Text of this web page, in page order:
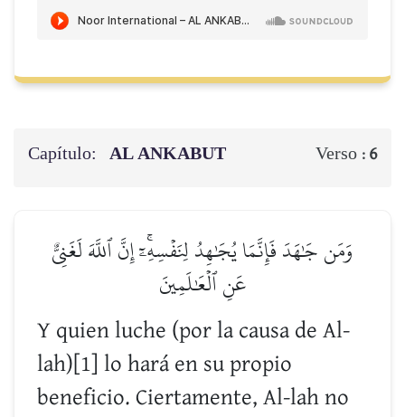
Capítulo: AL ANKABUT Verso : 6
وَمَن جَٰهَدَ فَإِنَّمَا يُجَٰهِدُ لِنَفۡسِهِۦٓۚ إِنَّ ٱللَّهَ لَغَنِيٌّ
عَنِ ٱلۡعَٰلَمِينَ
Y quien luche (por la causa de Al-
lah)[1] lo hará en su propio
beneficio. Ciertamente, Al-lah no